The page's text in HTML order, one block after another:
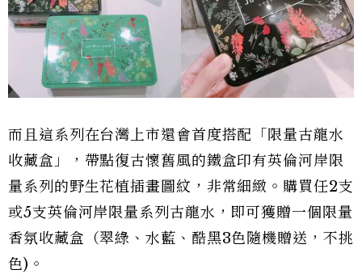
而且這系列在台灣上市還會首度搭配「限量古龍水
收藏盒」，帶點復古懷舊風的鐵盒印有英倫河岸限
量系列的野生花植插畫圖紋，非常細緻。購買任2支
或5支英倫河岸限量系列古龍水，即可獲贈一個限量
香氛收藏盒（翠綠、水藍、酷黑3色隨機贈送，不挑
色)。